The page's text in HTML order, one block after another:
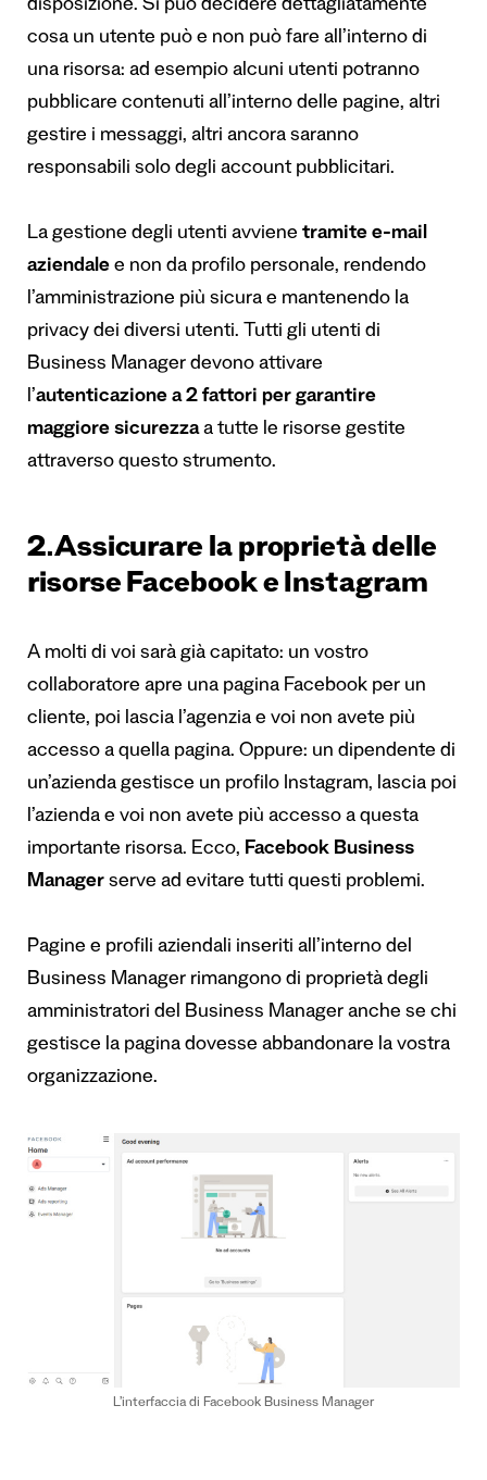
disposizione. Si può decidere dettagliatamente
cosa un utente può e non può fare all’interno di
una risorsa: ad esempio alcuni utenti potranno
pubblicare contenuti all’interno delle pagine, altri
gestire i messaggi, altri ancora saranno
responsabili solo degli account pubblicitari.
La gestione degli utenti avviene tramite e-mail
aziendale e non da profilo personale, rendendo
l’amministrazione più sicura e mantenendo la
privacy dei diversi utenti. Tutti gli utenti di
Business Manager devono attivare
l’autenticazione a 2 fattori per garantire
maggiore sicurezzaa tutte le risorse gestite
attraverso questo strumento.
2.Assicurare la proprietà delle
risorse Facebook e Instagram
A molti di voi sarà già capitato: un vostro
collaboratore apre una pagina Facebook per un
cliente, poi lascia l’agenzia e voi non avete più
accesso a quella pagina. Oppure: un dipendente di
un’azienda gestisce un profilo Instagram, lascia poi
l’azienda e voi non avete più accesso a questa
importante risorsa. Ecco, Facebook Business
Manager serve ad evitare tutti questi problemi.
Pagine e profili aziendali inseriti all’interno del
Business Manager rimangono di proprietà degli
amministratori del Business Manager anche se chi
gestisce la pagina dovesse abbandonare la vostra
organizzazione.
L’interfaccia di Facebook Business Manager